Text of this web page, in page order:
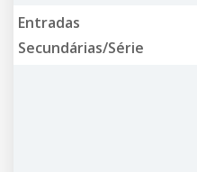
Entradas
Secundárias/Série